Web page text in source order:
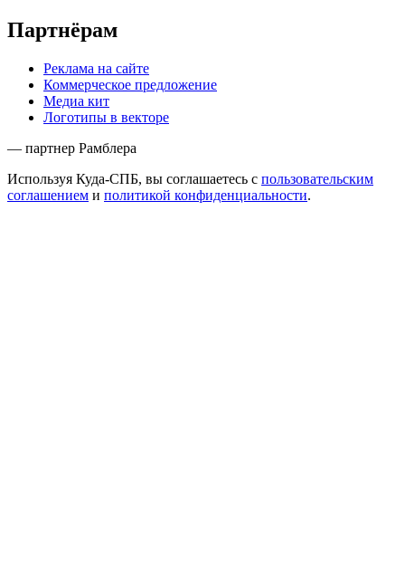
Партнёрам
Реклама на сайте
Коммерческое предложение
Медиа кит
Логотипы в векторе
— партнер Рамблера
Используя Куда-СПБ, вы соглашаетесь с пользовательским
соглашением и политикой конфиденциальности.